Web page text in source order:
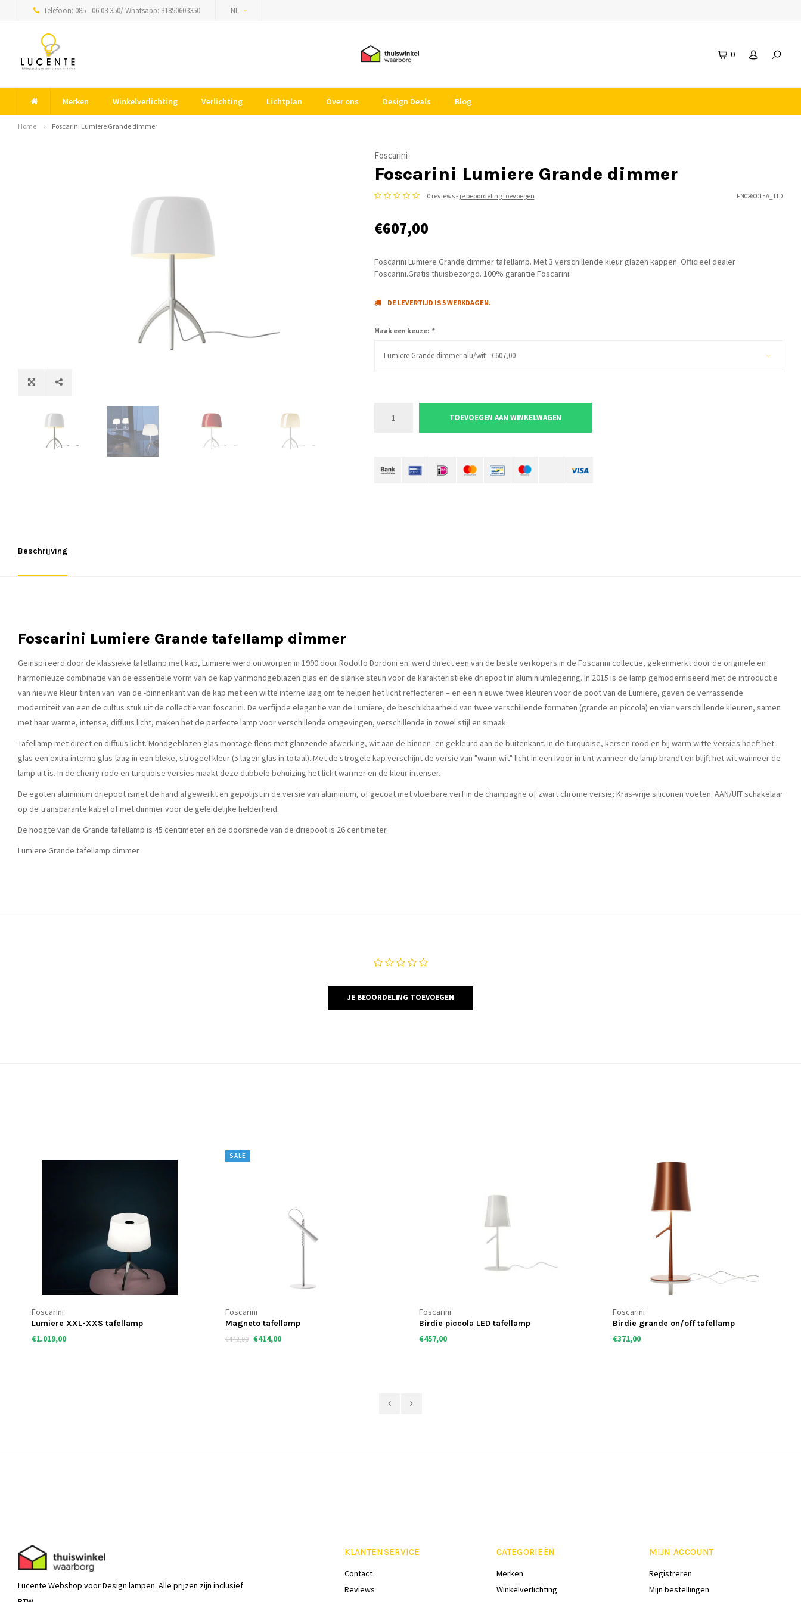
Telefoon: 085 - 06 03 350/ Whatsapp: 31850603350 NL
0
Merken Winkelverlichting Verlichting Lichtplan Over ons Design Deals Blog
Home Foscarini Lumiere Grande dimmer
Foscarini
Foscarini Lumiere Grande dimmer
0 reviews - je beoordeling toevoegen FN026001EA_11D
€607,00
Foscarini Lumiere Grande dimmer tafellamp. Met 3 verschillende kleur glazen kappen. Officieel dealer
Foscarini.Gratis thuisbezorgd. 100% garantie Foscarini.
DE LEVERTIJD IS 5 WERKDAGEN.
Maak een keuze: *
Lumiere Grande dimmer alu/wit - €607,00
TOEVOEGEN AAN WINKELWAGEN
Beschrijving
Foscarini Lumiere Grande tafellamp dimmer
Geïnspireerd door de klassieke tafellamp met kap, Lumiere werd ontworpen in 1990 door Rodolfo Dordoni en werd direct een van de beste verkopers in de Foscarini collectie, gekenmerkt door de originele en
harmonieuze combinatie van de essentiële vorm van de kap vanmondgeblazen glas en de slanke steun voor de karakteristieke driepoot in aluminiumlegering. In 2015 is de lamp gemoderniseerd met de introductie
van nieuwe kleur tinten van van de -binnenkant van de kap met een witte interne laag om te helpen het licht reflecteren – en een nieuwe twee kleuren voor de poot van de Lumiere, geven de verrassende
moderniteit van een de cultus stuk uit de collectie van foscarini. De verfijnde elegantie van de Lumiere, de beschikbaarheid van twee verschillende formaten (grande en piccola) en vier verschillende kleuren, samen
met haar warme, intense, diffuus licht, maken het de perfecte lamp voor verschillende omgevingen, verschillende in zowel stijl en smaak.
Tafellamp met direct en diffuus licht. Mondgeblazen glas montage flens met glanzende afwerking, wit aan de binnen- en gekleurd aan de buitenkant. In de turquoise, kersen rood en bij warm witte versies heeft het
glas een extra interne glas-laag in een bleke, strogeel kleur (5 lagen glas in totaal). Met de strogele kap verschijnt de versie van "warm wit" licht in een ivoor in tint wanneer de lamp brandt en blijft het wit wanneer de
lamp uit is. In de cherry rode en turquoise versies maakt deze dubbele behuizing het licht warmer en de kleur intenser.
De egoten aluminium driepoot ismet de hand afgewerkt en gepolijst in de versie van aluminium, of gecoat met vloeibare verf in de champagne of zwart chrome versie; Kras-vrije siliconen voeten. AAN/UIT schakelaar
op de transparante kabel of met dimmer voor de geleidelijke helderheid.
De hoogte van de Grande tafellamp is 45 centimeter en de doorsnede van de driepoot is 26 centimeter.
Lumiere Grande tafellamp dimmer
JE BEOORDELING TOEVOEGEN
Foscarini
Lumiere XXL-XXS tafellamp
€1.019,00
SALE
Foscarini
Magneto tafellamp
€442,00 €414,00
Foscarini
Birdie piccola LED tafellamp
€457,00
Foscarini
Birdie grande on/off tafellamp
€371,00
Lucente Webshop voor Design lampen. Alle prijzen zijn inclusief
KLANTENSERVICE
Contact
Reviews
CATEGORIEËN
Merken
Winkelverlichting
MIJN ACCOUNT
Registreren
Mijn bestellingen